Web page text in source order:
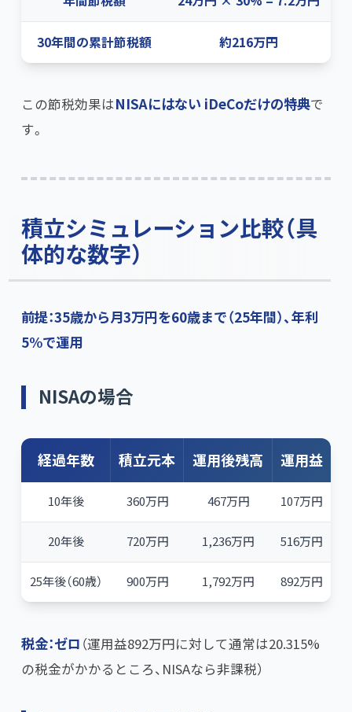
30年間の累計節税額 約216万円
この節税効果は NISAにはない iDeCoだけの特典で
す。
積立シミュレーション比較（具
体的な数字）
前提：35歳から月3万円を60歳まで（25年間）、年利
5%で運用
NISAの場合
経過年数 積立元本 運用後残高 運用益
10年後 360万円 467万円 107万円
20年後 720万円 1,236万円 516万円
25年後（60歳） 900万円 1,792万円 892万円
税金：ゼロ ​（運用益892万円に対して通常は20.315%
の税金がかかるところ、NISAなら非課税）